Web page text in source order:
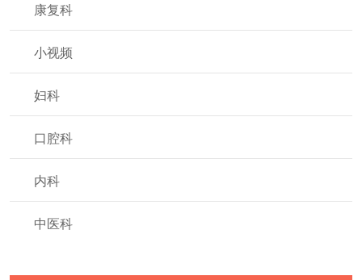
康复科
小视频
妇科
口腔科
内科
中医科